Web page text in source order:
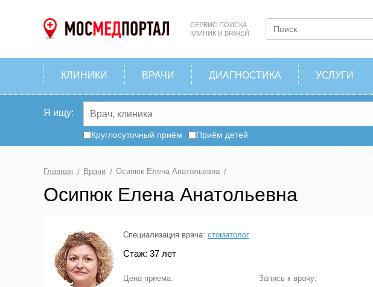
СЕРВИС ПОИСКА
КЛИНИК И ВРАЧЕЙ
КЛИНИКИ ВРАЧИ ДИАГНОСТИКА УСЛУГИ
Я ищу:
Круглосуточный приём Приём детей
Главная Врачи Осипюк Елена Анатольевна
Осипюк Елена Анатольевна
Специализация врача: стоматолог
Стаж: 37 лет
Цена приема: Запись к врачу: